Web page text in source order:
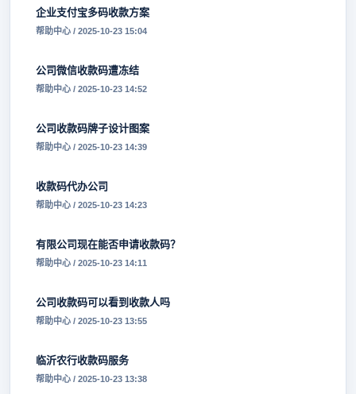
企业支付宝多码收款方案
帮助中心 / 2025-10-23 15:04
公司微信收款码遭冻结
帮助中心 / 2025-10-23 14:52
公司收款码牌子设计图案
帮助中心 / 2025-10-23 14:39
收款码代办公司
帮助中心 / 2025-10-23 14:23
有限公司现在能否申请收款码？
帮助中心 / 2025-10-23 14:11
公司收款码可以看到收款人吗
帮助中心 / 2025-10-23 13:55
临沂农行收款码服务
帮助中心 / 2025-10-23 13:38